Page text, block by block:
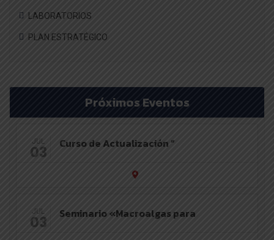
LABORATORIOS
PLAN ESTRATÉGICO
Próximos Eventos
JUL
03 Curso de Actualización “
JUL
03 Seminario «Macroalgas para